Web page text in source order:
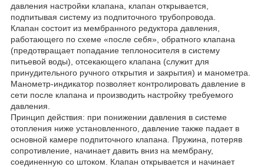
давления настройки клапана, клапан открывается,
подпитывая систему из подпиточного трубопровода.
Клапан состоит из мембранного редуктора давления,
работающего по схеме «после себя», обратного клапана
(предотвращает попадание теплоносителя в систему
питьевой воды), отсекающего клапана (служит для
принудительного ручного открытия и закрытия) и манометра.
Манометр-индикатор позволяет контролировать давление в
сети после клапана и производить настройку требуемого
давления.
Принцип действия: при понижении давления в системе
отопления ниже установленного, давление также падает в
основной камере подпиточного клапана. Пружина, потеряв
сопротивление, начинает давить вниз на мембрану,
соединенную со штоком. Клапан открывается и начинает